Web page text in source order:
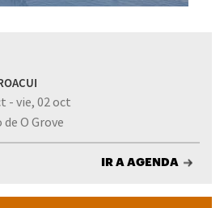
- vie, 02 oct
O Grove
IR A AGENDA